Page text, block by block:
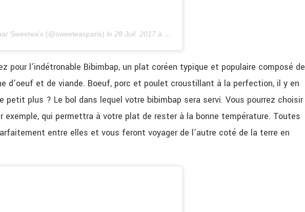
Sweetea’s (@sweeteasparis) le 28 Juil. 2017 à 6 :46 PDT
pour l’indétronable Bibimbap, un plat coréen typique et populaire composé de
d’oeuf et de viande. Boeuf, porc et poulet croustillant à la perfection, il y en
petit plus ? Le bol dans lequel votre bibimbap sera servi. Vous pourrez choisir
exemple, qui permettra à votre plat de rester à la bonne température. Toutes
entre elles et vous feront voyager de l’autre coté de la terre en